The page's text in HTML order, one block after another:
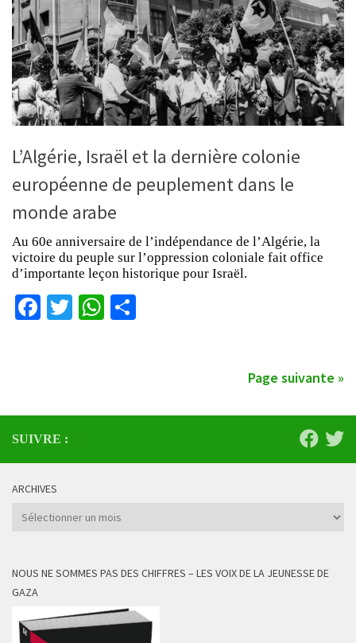
L’Algérie, Israël et la dernière colonie
européenne de peuplement dans le
monde arabe
Au 60e anniversaire de l’indépendance de l’Algérie, la
victoire du peuple sur l’oppression coloniale fait office
d’importante leçon historique pour Israël.
Facebook
TwitterWhatsApp
Page suivante »
SUIVRE :
ARCHIVES
Archives
NOUS NE SOMMES PAS DES CHIFFRES – LES VOIX DE LA JEUNESSE DE
GAZA